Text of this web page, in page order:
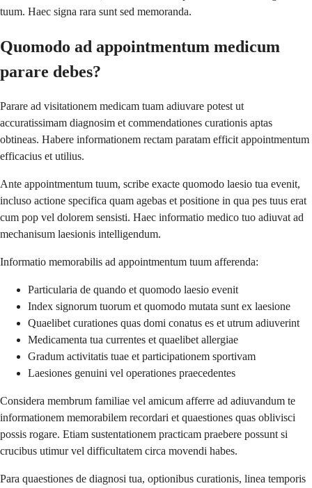
tuum. Haec signa rara sunt sed memoranda.
Quomodo ad appointmentum medicum
parare debes?
Parare ad visitationem medicam tuam adiuvare potest ut
accuratissimam diagnosim et commendationes curationis aptas
obtineas. Habere informationem rectam paratam efficit appointmentum
efficacius et utilius.
Ante appointmentum tuum, scribe exacte quomodo laesio tua evenit,
incluso actione specifica quam agebas et positione in qua pes tuus erat
cum pop vel dolorem sensisti. Haec informatio medico tuo adiuvat ad
mechanisum laesionis intelligendum.
Informatio memorabilis ad appointmentum tuum afferenda:
Particularia de quando et quomodo laesio evenit
Index signorum tuorum et quomodo mutata sunt ex laesione
Quaelibet curationes quas domi conatus es et utrum adiuverint
Medicamenta tua currentes et quaelibet allergiae
Gradum activitatis tuae et participationem sportivam
Laesiones genuini vel operationes praecedentes
Considera membrum familiae vel amicum afferre ad adiuvandum te
informationem memorabilem recordari et quaestiones quas oblivisci
possis rogare. Etiam sustentationem practicam praebere possunt si
crucibus utimur vel difficultatem circa movendi habes.
Para quaestiones de diagnosi tua, optionibus curationis, linea temporis